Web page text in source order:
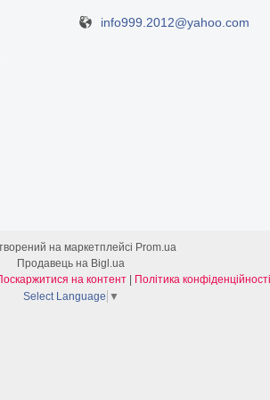
info999.2012@yahoo.com
на маркетплейсі Prom.ua
Продавець на Bigl.ua
на контент
Політика конфіденційності
Select Language ▼